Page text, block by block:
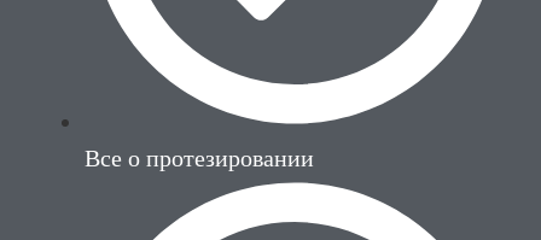
Все о протезировании